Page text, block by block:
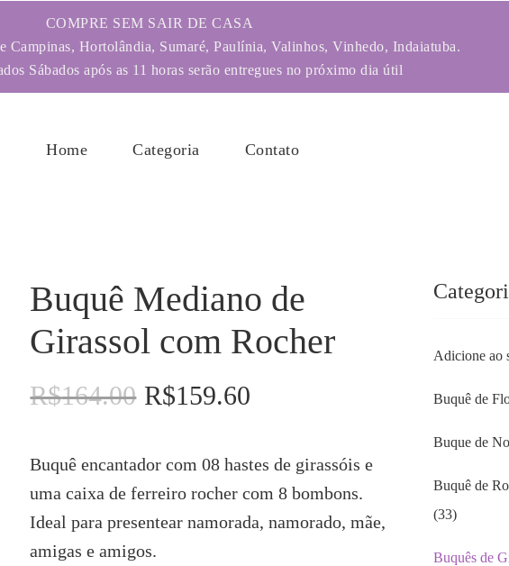
COMPRE SEM SAIR DE CASA
Campinas, Hortolândia, Sumaré, Paulínia, Valinhos, Vinhedo, Indaiatuba.
Sábados após as 11 horas serão entregues no próximo dia útil
Home Categoria Contato
Buquê Mediano de
Girassol com Rocher
R$164.00 O
era:
R$164.00.
R$159.60
é:
R$159.60.
Buquê encantador com 08 hastes de girassóis e
uma caixa de ferreiro rocher com 8 bombons.
Ideal para presentear namorada, namorado, mãe,
amigas e amigos.
Adicione ao
Buquê de
Buque de
Buquê de
(33)
Buquês de